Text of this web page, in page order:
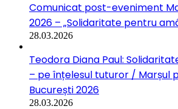
Comunicat post-eveniment
2026 – „Solidaritate pentru
28.03.2026
Teodora Diana Paul:
– pe înțelesul tuturor / Marșul
București 2026
28.03.2026